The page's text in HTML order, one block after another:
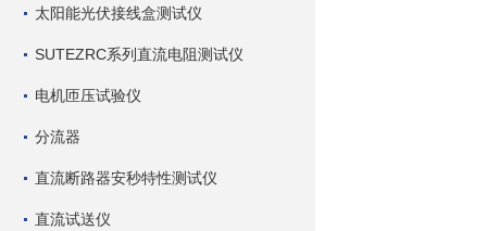
太阳能光伏接线盒测试仪
SUTEZRC系列直流电阻测试仪
电机匝压试验仪
分流器
直流断路器安秒特性测试仪
直流试送仪